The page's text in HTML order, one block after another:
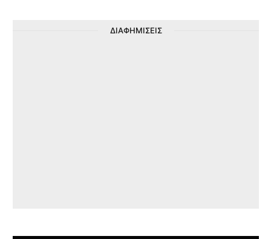
ΔΙΑΦΗΜΙΣΕΙΣ